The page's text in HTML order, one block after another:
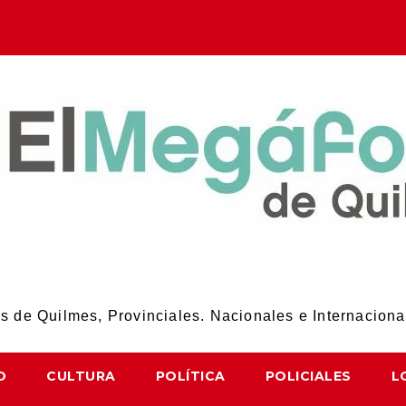
de Quilmes, Provinciales. Nacionales e
CULTURA POLÍTICA POLICIALES